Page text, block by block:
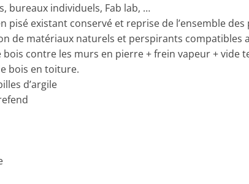
bureaux individuels, Fab lab, …
pisé existant conservé et reprise de l’ensemble
de matériaux naturels et perspirants compatibles
contre les murs en pierre + frein vapeur + vide
bois en toiture.
d’argile